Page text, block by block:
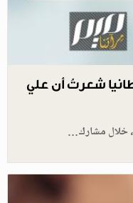
شعرتُ أن علي
خلال مشارك…